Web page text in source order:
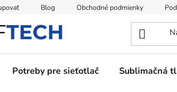
Blog Obchodné podmienky
Potreby pre sieťotlač Sublimačná